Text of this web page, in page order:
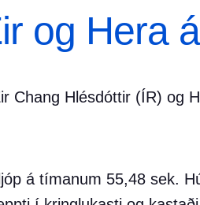
og Hera
Chang Hlésdóttir (ÍR) og
á tímanum 55,48 sek.